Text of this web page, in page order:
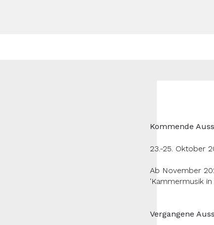
​Kommende
23.-25. Oktober
Ab November
'Kammermusik
Vergangene